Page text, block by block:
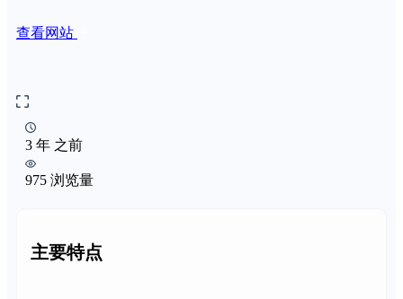
查看网站
3 年 之前
975 浏览量
主要特点